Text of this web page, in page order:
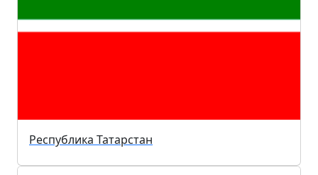
Республика Татарстан